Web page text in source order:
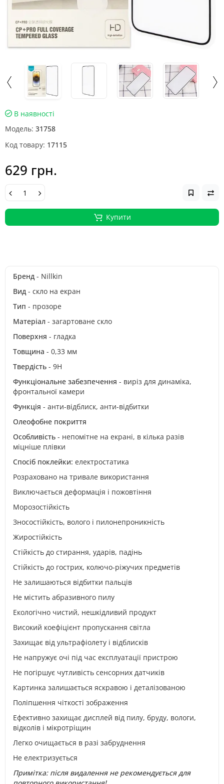
В наявності
Модель: 31758
Код товару: 17115
629 грн.
Купити
Бренд - Nillkin
Вид - скло на екран
Тип - прозоре
Матеріал - загартоване скло
Поверхня - гладка
Товщина - 0,33 мм
Твердість - 9H
Функціональне забезпечення - виріз для динаміка,
фронтальної камери
Функція - анти-відблиск, анти-відбитки
Олеофобне покриття
Особливість - непомітне на екрані, в кілька разів
міцніше плівки
Спосіб поклейки: електростатика
Розраховано на тривале використання
Виключається деформація і пожовтіння
Морозостійкість
Зносостійкість, волого і пилонепроникність
Жиростійкість
Стійкість до стирання, ударів, падінь
Стійкість до гострих, колючо-ріжучих предметів
Не залишаються відбитки пальців
Не містить абразивного пилу
Екологічно чистий, нешкідливий продукт
Високий коефіцієнт пропускання світла
Захищає від ультрафіолету і відблисків
Не напружує очі під час експлуатації пристрою
Не погіршує чутливість сенсорних датчиків
Картинка залишається яскравою і деталізованою
Поліпшення чіткості зображення
Ефективно захищає дисплей від пилу, бруду, вологи,
відколів і мікротріщин
Легко очищається в разі забруднення
Не електризується
Примітка: після видалення не рекомендується для